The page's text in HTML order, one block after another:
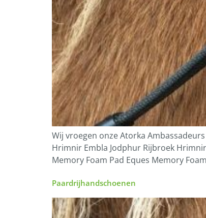
Wij vroegen onze Atorka
Hrimnir Embla Jodphur Rijbroek
Memory Foam Pad Eques Memory
Paardrijhandschoenen